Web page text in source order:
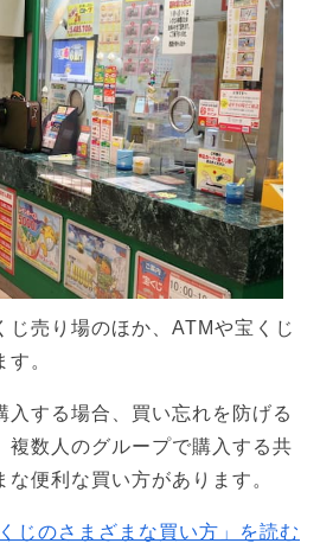
じ売り場のほか、ATMや宝くじ
。
入する場合、買い忘れを防げる
複数人のグループで購入する共
便利な買い方があります。
くじのさまざまな買い方」を読む